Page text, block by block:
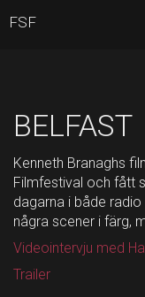
BELFAST
Kenneth Branaghs
Filmfestival och fått
dagarna i både
några scener i färg,
Videointervju med
Trailer
FSF